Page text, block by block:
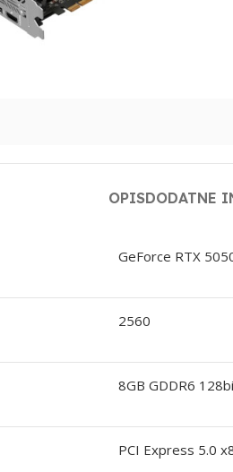
OPISDODATNE
GeForce RTX
2560
8GB GDDR6
PCI Express 5.0